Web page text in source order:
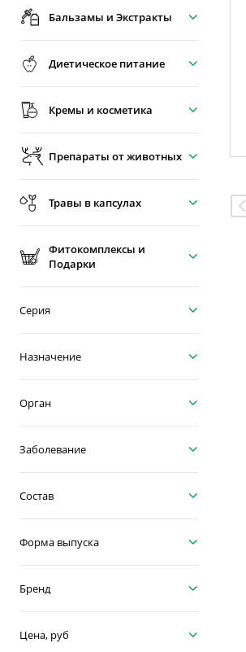
Бальзамы и Экстракты
Диетическое питание
Кремы и косметика
Препараты от животных
Травы в капсулах
Фитокомплексы и
Подарки
Серия
Назначение
Орган
Заболевание
Состав
Форма выпуска
Бренд
Цена, руб